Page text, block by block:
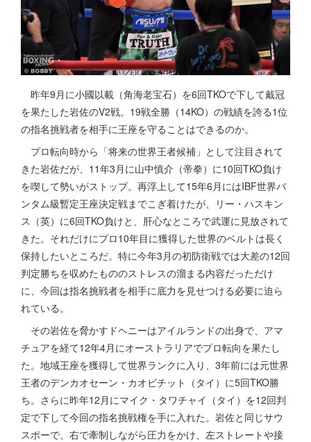
昨年9月に小國以載（角海老宝石）を6回TKOで下して戴冠
を果たした岩佐のV2戦。19戦全勝（14KO）の戦績を誇る1位
の指名挑戦者を相手に王座を守ることはできるのか。
プロ転向時から「将来の世界王者候補」として注目されて
きた岩佐だが、11年3月に山中慎介（帝拳）に10回TKO負け
を喫して勢いがストップ。再浮上して15年6月にはIBF世界バ
ンタム級暫定王座決定戦までこぎ着けたが、リー・ハスキン
ス（英）に6回TKO負けと、肝心なところで武運に見放されて
きた。それだけにプロ10年目に獲得した世界のベルトは長く
保持したいところだ。特に今年3月の初防衛戦では大差の12回
判定勝ちを収めたもののストレスの溜まる内容だっただけ
に、今回は指名挑戦者を相手に底力を見せつける必要に迫ら
れている。
その岩佐を脅かすドヘニーはアイルランドの出身で、アマ
チュアを経て12年4月にオーストラリアでプロ転向を果たし
た。地域王座を獲得して世界ランクに入り、3年前には元世界
王者のデンカオセーン・カオビチット（タイ）に5回TKO勝
ち。さらに昨年12月にマイク・タワチャイ（タイ）を12回判
定で下して今回の指名挑戦権を手に入れた。岩佐と同じサウ
スポーで、右で牽制しながら圧力をかけ、左ストレートや接